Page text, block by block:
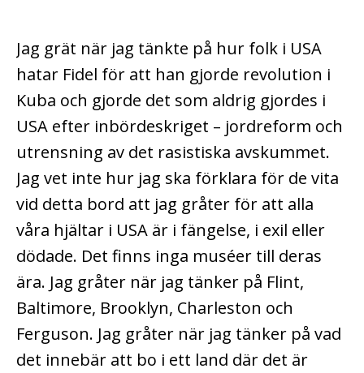
Jag grät när jag tänkte på hur folk i USA
hatar Fidel för att han gjorde revolution i
Kuba och gjorde det som aldrig gjordes i
USA efter inbördeskriget – jordreform och
utrensning av det rasistiska avskummet.
Jag vet inte hur jag ska förklara för de vita
vid detta bord att jag gråter för att alla
våra hjältar i USA är i fängelse, i exil eller
dödade. Det finns inga muséer till deras
ära. Jag gråter när jag tänker på Flint,
Baltimore, Brooklyn, Charleston och
Ferguson. Jag gråter när jag tänker på vad
det innebär att bo i ett land där det är